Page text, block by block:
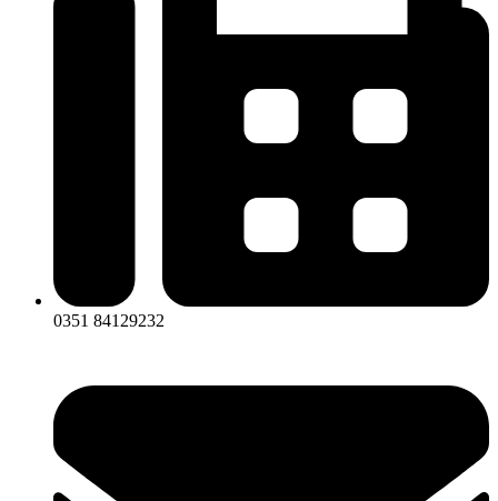
0351 84129232